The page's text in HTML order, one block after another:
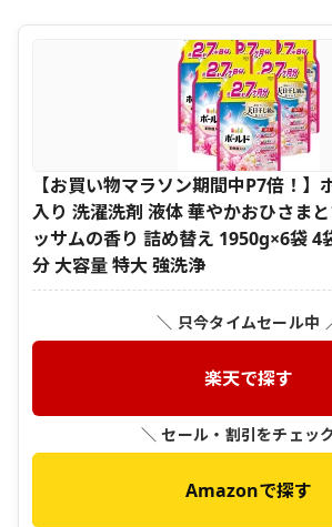
【お買い物マラソン期間中P7倍！】
入り 洗濯洗剤 液体 華やかおひさま
ッサムの香り 詰め替え 1950g×6袋 4
分 大容量 特大 強洗浄
＼ 只今タイムセール中
楽天で探す
＼ セール・割引をチェッ
Amazonで探す